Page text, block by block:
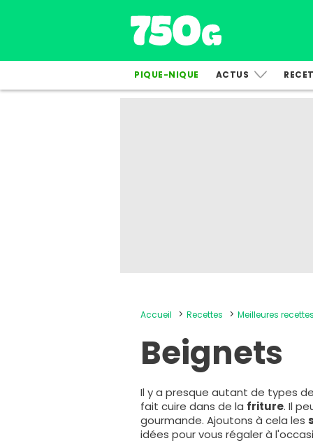
PIQUE-NIQUE ACTUS
Accueil Recettes Meilleures
Beignets
Il y a presque autant de types de
fait cuire dans de la friture. Il
gourmande. Ajoutons à cela les
idées pour vous régaler à